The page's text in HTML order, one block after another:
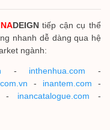
DEIGNtiếp cận cụ thể
nhanh dễ dàng qua hệ
ngành:
- inthenhua.com -
- inantem.com -
- inancatalogue.com -